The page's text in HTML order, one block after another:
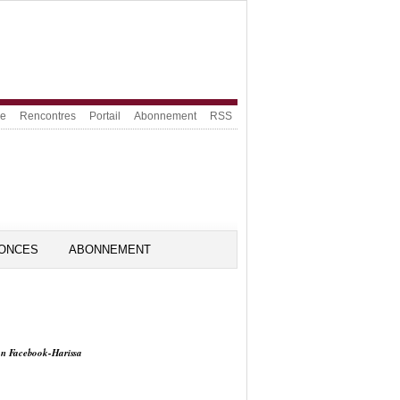
Rencontres Portail Abonnement RSS
ABONNEMENT
Facebook-Harissa